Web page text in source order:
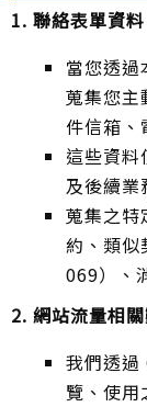
1. 聯絡表單資料
當您透
蒐集您主
件信箱、
這些資
及後續業
蒐集之特
約、類似
069）、
2. 網站流量相關
我們透
覽、使用